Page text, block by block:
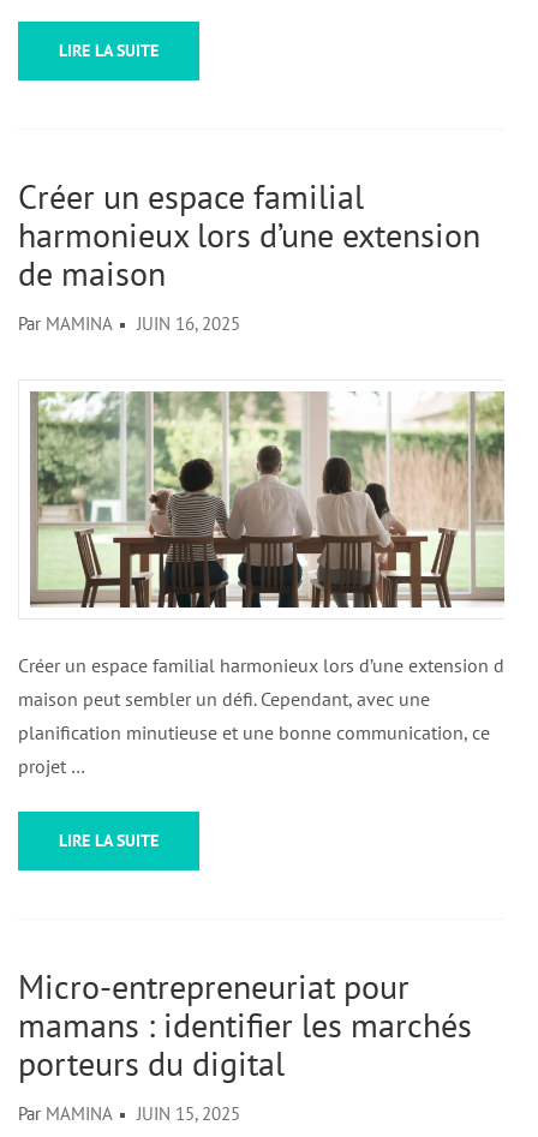
LIRE LA SUITE
Créer un espace familial
harmonieux lors d’une extension
de maison
Par MAMINA JUIN 16, 2025
Créer un espace familial harmonieux lors d’une extension de
maison peut sembler un défi. Cependant, avec une
planification minutieuse et une bonne communication, ce
projet …
LIRE LA SUITE
Micro-entrepreneuriat pour
mamans : identifier les marchés
porteurs du digital
Par MAMINA JUIN 15, 2025